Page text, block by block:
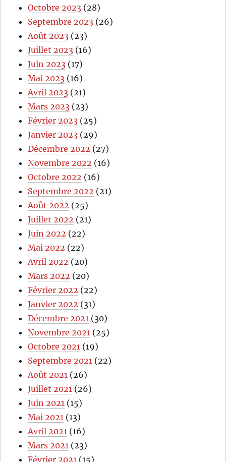
Octobre 2023 (28)
Septembre 2023 (26)
Août 2023 (23)
Juillet 2023 (16)
Juin 2023 (17)
Mai 2023 (16)
Avril 2023 (21)
Mars 2023 (23)
Février 2023 (25)
Janvier 2023 (29)
Décembre 2022 (27)
Novembre 2022 (16)
Octobre 2022 (16)
Septembre 2022 (21)
Août 2022 (25)
Juillet 2022 (21)
Juin 2022 (22)
Mai 2022 (22)
Avril 2022 (20)
Mars 2022 (20)
Février 2022 (22)
Janvier 2022 (31)
Décembre 2021 (30)
Novembre 2021 (25)
Octobre 2021 (19)
Septembre 2021 (22)
Août 2021 (26)
Juillet 2021 (26)
Juin 2021 (15)
Mai 2021 (13)
Avril 2021 (16)
Mars 2021 (23)
Février 2021 (15)